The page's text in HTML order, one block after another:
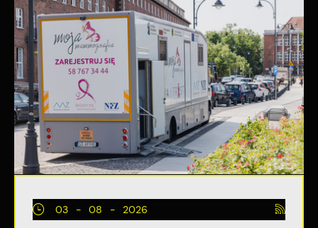
03 - 08 - 2026